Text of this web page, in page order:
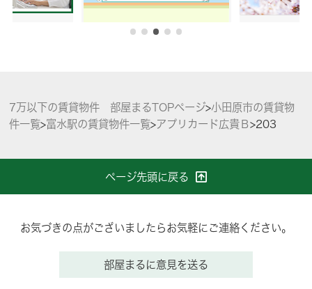
7万以下の賃貸物件 部屋まるTOPページ>小田原市の賃貸物
件一覧>富水駅の賃貸物件一覧>アプリカード広貴Ｂ>203
ページ先頭に戻る
お気づきの点がございましたらお気軽にご連絡ください。
部屋まるに意見を送る